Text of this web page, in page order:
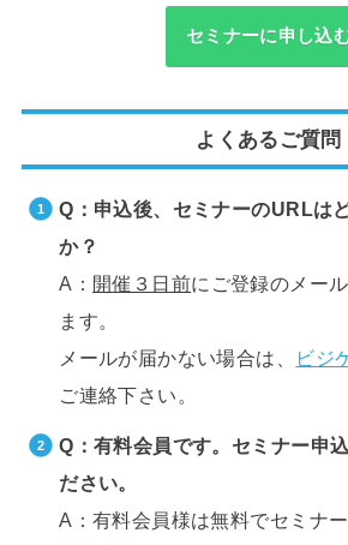
セミナーに申し込
よくあるご質問
Q：申込後、セミナーのURLは
か？
A： 開催３日前にご登録のメー
ます。
メールが届かない場合は、
ビジ
ご連絡下さい。
Q：有料会員です。セミナー申
ださい。
A：有料会員様は無料でセミナ